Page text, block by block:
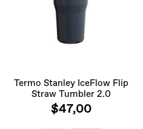
Termo Stanley IceFlow Flip
Straw Tumbler 2.0
$47,00